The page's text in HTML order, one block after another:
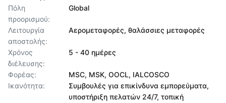
Πόλη
προορισμού:
Global
Λειτουργία
αποστολής:
Αερομεταφορές, θαλάσσιες μεταφορές
Χρόνος
διέλευσης:
5 - 40 ημέρες
Φορέας:
MSC, MSK, OOCL, IALCOSCO
Ικανότητα:
Συμβουλές για επικίνδυνα εμπορεύματα,
υποστήριξη πελατών 24/7, τοπική